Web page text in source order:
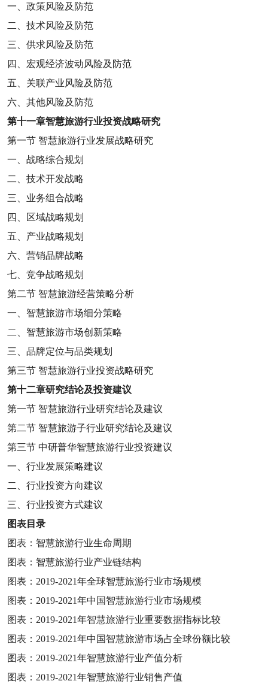
一、政策风险及防范
二、技术风险及防范
三、供求风险及防范
四、宏观经济波动风险及防范
五、关联产业风险及防范
六、其他风险及防范
第十一章智慧旅游行业投资战略研究
第一节 智慧旅游行业发展战略研究
一、战略综合规划
二、技术开发战略
三、业务组合战略
四、区域战略规划
五、产业战略规划
六、营销品牌战略
七、竞争战略规划
第二节 智慧旅游经营策略分析
一、智慧旅游市场细分策略
二、智慧旅游市场创新策略
三、品牌定位与品类规划
第三节 智慧旅游行业投资战略研究
第十二章研究结论及投资建议
第一节 智慧旅游行业研究结论及建议
第二节 智慧旅游子行业研究结论及建议
第三节 中研普华智慧旅游行业投资建议
一、行业发展策略建议
二、行业投资方向建议
三、行业投资方式建议
图表目录
图表：智慧旅游行业生命周期
图表：智慧旅游行业产业链结构
图表： 2019-2021年全球智慧旅游行业市场规模
图表： 2019-2021年中国智慧旅游行业市场规模
图表： 2019-2021年智慧旅游行业重要数据指标比较
图表： 2019-2021年中国智慧旅游市场占全球份额比较
图表： 2019-2021年智慧旅游行业产值分析
图表： 2019-2021年智慧旅游行业销售产值